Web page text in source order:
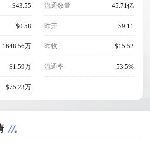
$43.55
$0.58
1648.56万
$1.59万
$75.23万
流通数量 45.71亿
昨开 $9.11
昨收 $15.52
流通率 53.5%